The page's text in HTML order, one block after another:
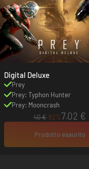
Digital Deluxe
Prey
Prey: Typhon Hunter
Prey: Mooncrash
40 €-82%7.02 €
Prodotto esaurito